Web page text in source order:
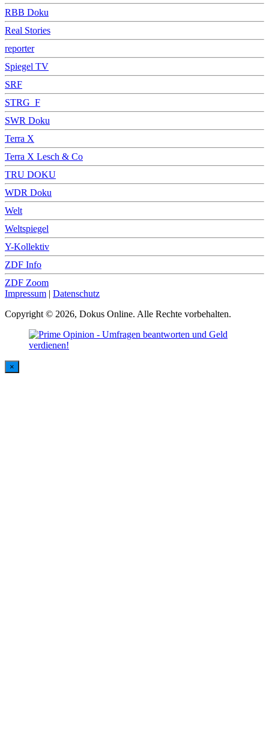
RBB Doku
Real Stories
reporter
Spiegel TV
SRF
STRG_F
SWR Doku
Terra X
Terra X Lesch & Co
TRU DOKU
WDR Doku
Welt
Weltspiegel
Y-Kollektiv
ZDF Info
ZDF Zoom
Impressum | Datenschutz
Copyright © 2026, Dokus Online. Alle Rechte vorbehalten.
×